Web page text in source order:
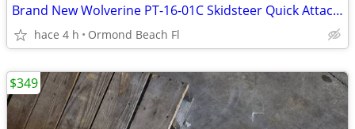
Brand New Wolverine PT-16-01C Skidsteer Quick Attach 3PT Hitch
hace 4 h Ormond Beach Fl
$349